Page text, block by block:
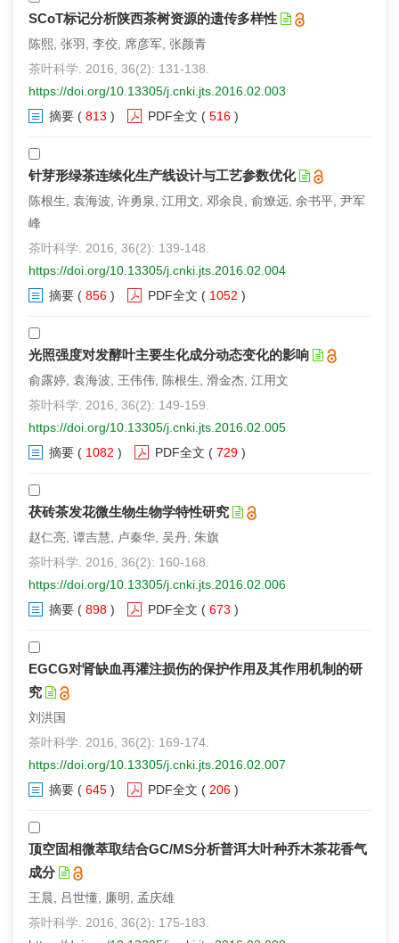
SCoT标记分析陕西茶树资源的遗传多样性
陈熙, 张羽, 李佼, 席彦军, 张颜青
茶叶科学. 2016, 36(2): 131-138.
https://doi.org/10.13305/j.cnki.jts.2016.02.003
摘要 ( 813 ) PDF全文 ( 516 )
针芽形绿茶连续化生产线设计与工艺参数优化
陈根生, 袁海波, 许勇泉, 江用文, 邓余良, 俞燎远, 余书平, 尹军
峰
茶叶科学. 2016, 36(2): 139-148.
https://doi.org/10.13305/j.cnki.jts.2016.02.004
摘要 ( 856 ) PDF全文 ( 1052 )
光照强度对发酵叶主要生化成分动态变化的影响
俞露婷, 袁海波, 王伟伟, 陈根生, 滑金杰, 江用文
茶叶科学. 2016, 36(2): 149-159.
https://doi.org/10.13305/j.cnki.jts.2016.02.005
摘要 ( 1082 ) PDF全文 ( 729 )
茯砖茶发花微生物生物学特性研究
赵仁亮, 谭吉慧, 卢秦华, 吴丹, 朱旗
茶叶科学. 2016, 36(2): 160-168.
https://doi.org/10.13305/j.cnki.jts.2016.02.006
摘要 ( 898 ) PDF全文 ( 673 )
EGCG对肾缺血再灌注损伤的保护作用及其作用机制的研
究
刘洪国
茶叶科学. 2016, 36(2): 169-174.
https://doi.org/10.13305/j.cnki.jts.2016.02.007
摘要 ( 645 ) PDF全文 ( 206 )
顶空固相微萃取结合GC/MS分析普洱大叶种乔木茶花香气
成分
王晨, 吕世懂, 廉明, 孟庆雄
茶叶科学. 2016, 36(2): 175-183.